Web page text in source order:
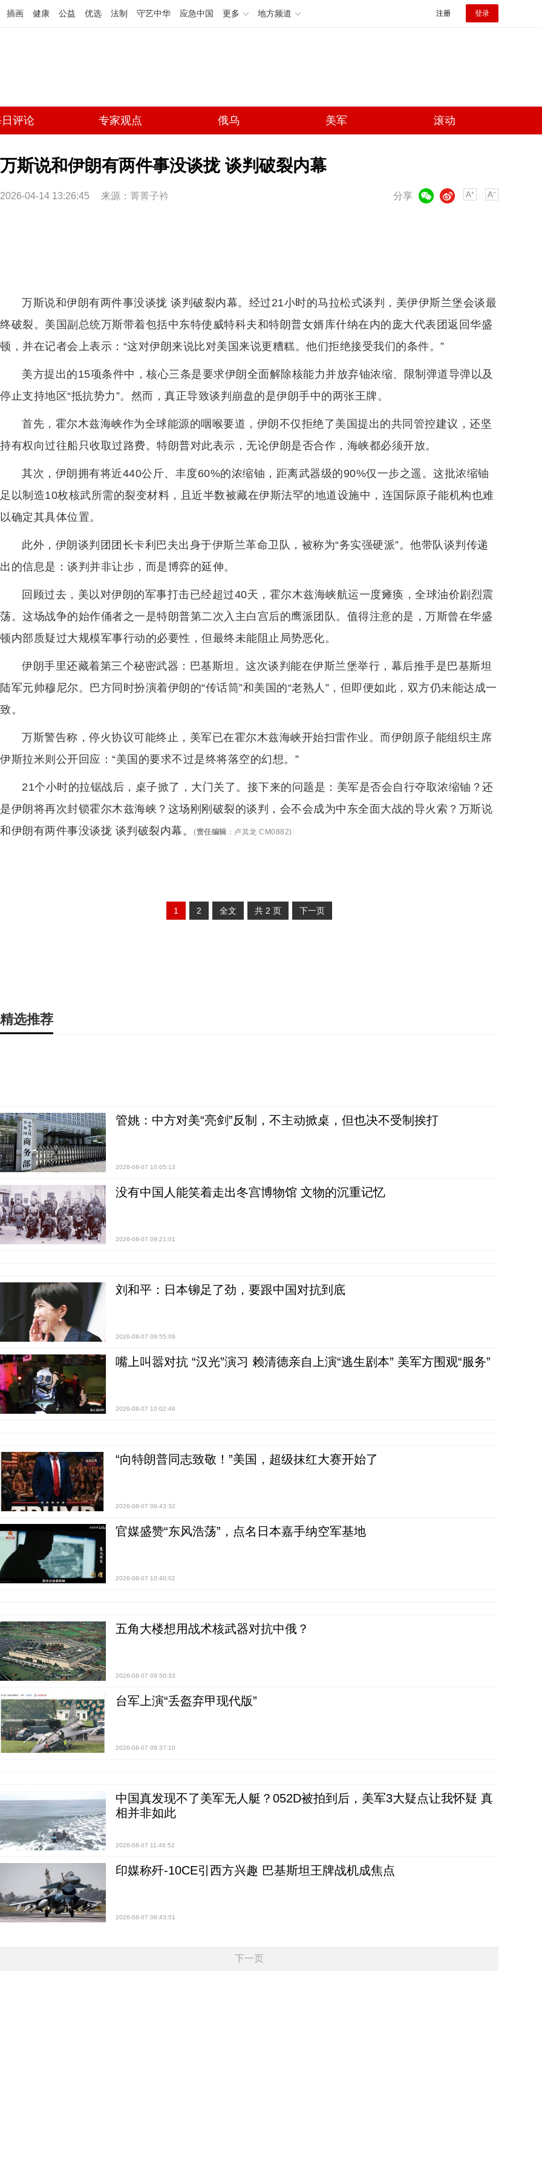
插画 健康 公益 优选 法制 守艺中华 应急中国 更多 地方频道 注册 登录
评论 专家观点 俄乌 美军 滚动
万斯说和伊朗有两件事没谈拢 谈判破裂内幕
2026-04-14 13:26:45 来源： 菁菁子衿 分享
微博
万斯说和伊朗有两件事没谈拢 谈判破裂内幕。经过21小时的马拉松式谈判，美伊伊斯兰堡会谈最
终破裂。美国副总统万斯带着包括中东特使威特科夫和特朗普女婿库什纳在内的庞大代表团返回华盛
顿，并在记者会上表示：“这对伊朗来说比对美国来说更糟糕。他们拒绝接受我们的条件。”
美方提出的15项条件中，核心三条是要求伊朗全面解除核能力并放弃铀浓缩、限制弹道导弹以及
停止支持地区“抵抗势力”。然而，真正导致谈判崩盘的是伊朗手中的两张王牌。
首先，霍尔木兹海峡作为全球能源的咽喉要道，伊朗不仅拒绝了美国提出的共同管控建议，还坚
持有权向过往船只收取过路费。特朗普对此表示，无论伊朗是否合作，海峡都必须开放。
其次，伊朗拥有将近440公斤、丰度60%的浓缩铀，距离武器级的90%仅一步之遥。这批浓缩铀
足以制造10枚核武所需的裂变材料，且近半数被藏在伊斯法罕的地道设施中，连国际原子能机构也难
以确定其具体位置。
此外，伊朗谈判团团长卡利巴夫出身于伊斯兰革命卫队，被称为“务实强硬派”。他带队谈判传递
出的信息是：谈判并非让步，而是博弈的延伸。
回顾过去，美以对伊朗的军事打击已经超过40天，霍尔木兹海峡航运一度瘫痪，全球油价剧烈震
荡。这场战争的始作俑者之一是特朗普第二次入主白宫后的鹰派团队。值得注意的是，万斯曾在华盛
顿内部质疑过大规模军事行动的必要性，但最终未能阻止局势恶化。
伊朗手里还藏着第三个秘密武器：巴基斯坦。这次谈判能在伊斯兰堡举行，幕后推手是巴基斯坦
陆军元帅穆尼尔。巴方同时扮演着伊朗的“传话筒”和美国的“老熟人”，但即便如此，双方仍未能达成一
致。
万斯警告称，停火协议可能终止，美军已在霍尔木兹海峡开始扫雷作业。而伊朗原子能组织主席
伊斯拉米则公开回应：“美国的要求不过是终将落空的幻想。”
21个小时的拉锯战后，桌子掀了，大门关了。接下来的问题是：美军是否会自行夺取浓缩铀？还
是伊朗将再次封锁霍尔木兹海峡？这场刚刚破裂的谈判，会不会成为中东全面大战的导火索？万斯说
和伊朗有两件事没谈拢 谈判破裂内幕。
(责任编辑 ： 卢其龙 CM0882)
1 2 全文 共 2 页 下一页
精选推荐
管姚：中方对美“亮剑”反制，不主动掀桌，但也决不受制挨打
2026-08-07 10:05:13
没有中国人能笑着走出冬宫博物馆 文物的沉重记忆
2026-08-07 09:21:01
刘和平：日本铆足了劲，要跟中国对抗到底
2026-08-07 09:55:09
嘴上叫嚣对抗 “汉光”演习 赖清德亲自上演“逃生剧本” 美军方围观“服务”
2026-08-07 10:02:48
“向特朗普同志致敬！”美国，超级抹红大赛开始了
2026-08-07 09:43:32
官媒盛赞“东风浩荡”，点名日本嘉手纳空军基地
2026-08-07 10:40:02
五角大楼想用战术核武器对抗中俄？
2026-08-07 09:50:33
台军上演“丢盔弃甲现代版”
2026-08-07 09:37:10
中国真发现不了美军无人艇？052D被拍到后，美军3大疑点让我怀疑 真
相并非如此
2026-08-07 11:46:52
印媒称歼-10CE引西方兴趣 巴基斯坦王牌战机成焦点
2026-08-07 08:43:51
下一页